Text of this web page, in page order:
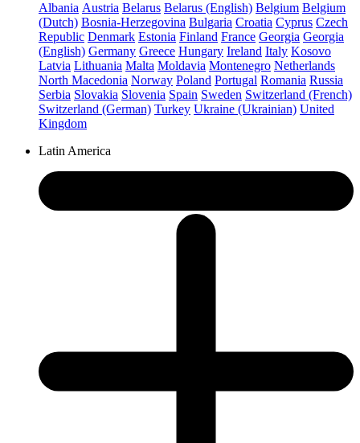
Albania Austria Belarus Belarus (English) Belgium Belgium
(Dutch) Bosnia-Herzegovina Bulgaria Croatia Cyprus Czech
Republic Denmark Estonia Finland France Georgia Georgia
(English) Germany Greece Hungary Ireland Italy Kosovo
Latvia Lithuania Malta Moldavia Montenegro Netherlands
North Macedonia Norway Poland Portugal Romania Russia
Serbia Slovakia Slovenia Spain Sweden Switzerland (French)
Switzerland (German) Turkey Ukraine (Ukrainian) United
Kingdom
Latin America